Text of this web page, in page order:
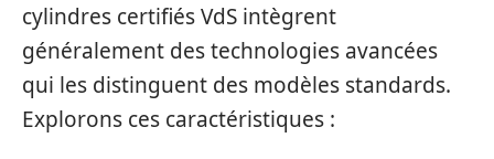
cylindres certifiés VdS intègrent
généralement des technologies avancées
qui les distinguent des modèles standards.
Explorons ces caractéristiques :